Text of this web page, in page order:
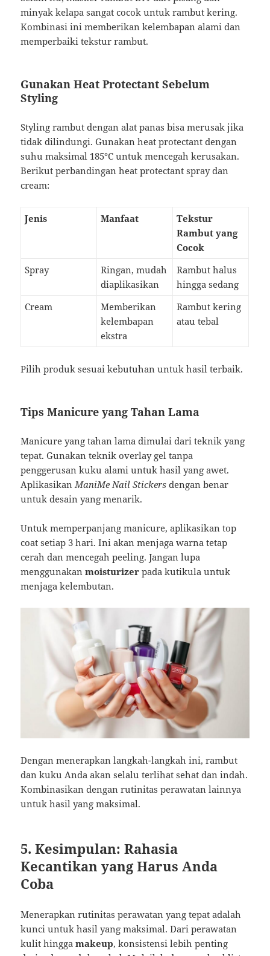
minyak kelapa sangat cocok untuk rambut kering.
Kombinasi ini memberikan kelembapan alami dan
memperbaiki tekstur rambut.
Gunakan Heat Protectant Sebelum
Styling
Styling rambut dengan alat panas bisa merusak jika
tidak dilindungi. Gunakan heat protectant dengan
suhu maksimal 185°C untuk mencegah kerusakan.
Berikut perbandingan heat protectant spray dan
cream:
Jenis Manfaat
Tekstur
Rambut yang
Cocok
Spray
Ringan, mudah
diaplikasikan
Rambut halus
hingga sedang
Cream
Memberikan
kelembapan
ekstra
Rambut kering
atau tebal
Pilih produk sesuai kebutuhan untuk hasil terbaik.
Tips Manicure yang Tahan Lama
Manicure yang tahan lama dimulai dari teknik yang
tepat. Gunakan teknik overlay gel tanpa
penggerusan kuku alami untuk hasil yang awet.
Aplikasikan ManiMe Nail Stickers dengan benar
untuk desain yang menarik.
Untuk memperpanjang manicure, aplikasikan top
coat setiap 3 hari. Ini akan menjaga warna tetap
cerah dan mencegah peeling. Jangan lupa
menggunakanmoisturizer pada kutikula untuk
menjaga kelembutan.
Dengan menerapkan langkah-langkah ini, rambut
dan kuku Anda akan selalu terlihat sehat dan indah.
Kombinasikan dengan rutinitas perawatan lainnya
untuk hasil yang maksimal.
5. Kesimpulan: Rahasia
Kecantikan yang Harus Anda
Coba
Menerapkan rutinitas perawatan yang tepat adalah
kunci untuk hasil yang maksimal. Dari perawatan
kulit hinggamakeup, konsistensi lebih penting